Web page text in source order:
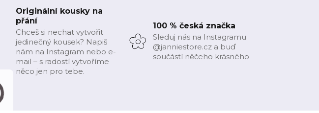
Originální kousky na
přání
Chceš si nechat vytvořit
jedinečný kousek? Napiš
nám na Instagram nebo e-
mail – s radostí vytvoříme
něco jen pro tebe.
100 % česká značka
Sleduj nás na Instagramu
@janniestore.cz a buď
součástí něčeho krásného